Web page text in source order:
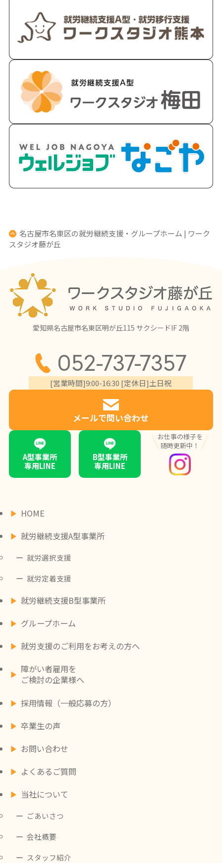
名古屋市名東区の就労継続支援・グループホーム | ワーク
スタジオ藤が丘
愛知県名古屋市名東区明が丘115 サクシードIF 2階
052-737-7357
[営業時間]9:00-16:30 [定休日]土日祝
メールで問い合わせ
A型事業所
専用LINE
B型事業所
専用LINE
お仕事の様子を
随時更新中！
HOME
就労継続支援A型事業所
就労選択支援
就労定着支援
就労継続支援B型事業所
グループホーム
就労支援のご利用をお考えの方へ
障がい者雇用を
ご検討の企業様へ
採用情報（一般応募の方）
卒業生の声
お問い合わせ
よくあるご質問
当社について
ごあいさつ
会社概要
スタッフ紹介